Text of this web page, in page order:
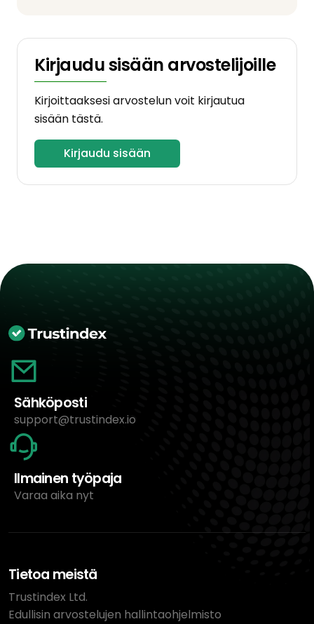
Kirjaudu sisään arvostelijoille
Kirjoittaaksesi arvostelun voit kirjautua
sisään tästä.
Kirjaudu sisään
Sähköposti
support@trustindex.io
Ilmainen työpaja
Varaa aika nyt
Tietoa meistä
Trustindex Ltd.
Edullisin arvostelujen hallintaohjelmisto